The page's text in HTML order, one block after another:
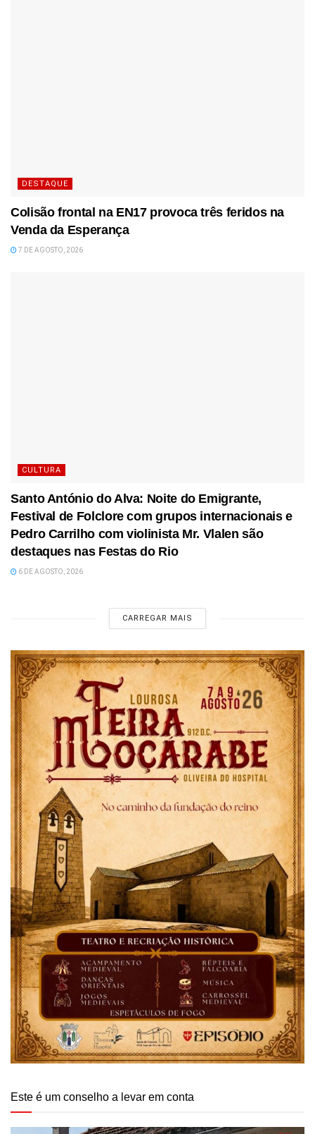
DESTAQUE
Colisão frontal na EN17 provoca três feridos na
Venda da Esperança
7 DE AGOSTO, 2026
CULTURA
Santo António do Alva: Noite do Emigrante,
Festival de Folclore com grupos internacionais e
Pedro Carrilho com violinista Mr. Vlalen são
destaques nas Festas do Rio
6 DE AGOSTO, 2026
CARREGAR MAIS
Este é um conselho a levar em conta